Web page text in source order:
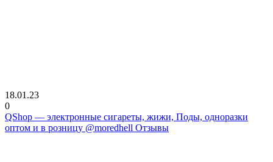
18.01.23
0
QShop — электронные сигареты, жижи, Поды, одноразки
оптом и в розницу @moredhell Отзывы